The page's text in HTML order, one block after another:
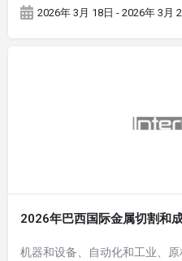
备业界的美味厂商可在此发现千
2026年 3月 18日 - 2026年 3月
2026年巴西国际金属切割和
机器和设备、自动化和工业、